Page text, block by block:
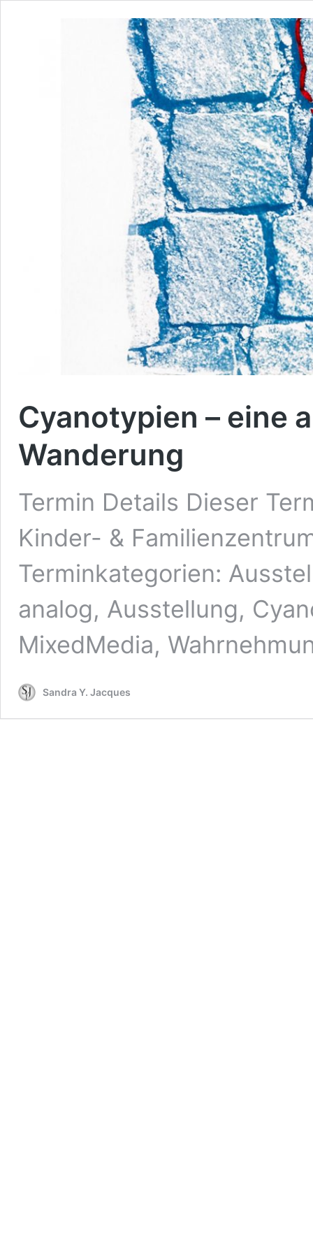
Cyanotypien – eine
Wanderung
Termin Details Dieser
Kinder- &
Terminkategorien:
analog, Ausstellung,
MixedMedia,
Sandra Y. Jacques